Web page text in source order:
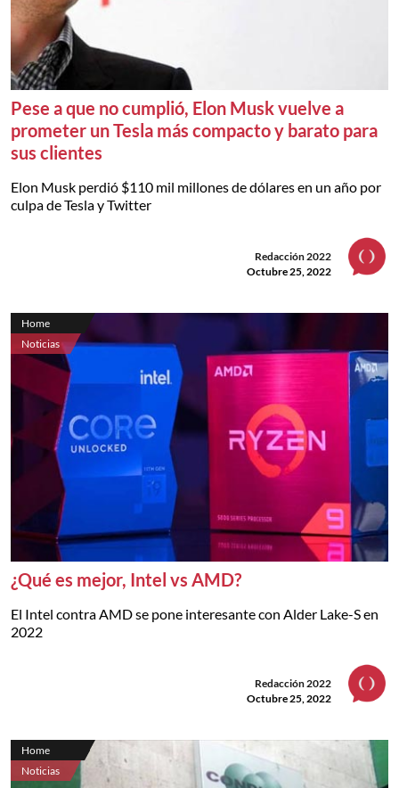
Pese a que no cumplió, Elon Musk vuelve a
prometer un Tesla más compacto y barato para
sus clientes
Elon Musk perdió $110 mil millones de dólares en un año por
culpa de Tesla y Twitter
Redacción 2022
Octubre 25, 2022
Home
Noticias
¿Qué es mejor, Intel vs AMD?
El Intel contra AMD se pone interesante con Alder Lake-S en
2022
Redacción 2022
Octubre 25, 2022
Home
Noticias